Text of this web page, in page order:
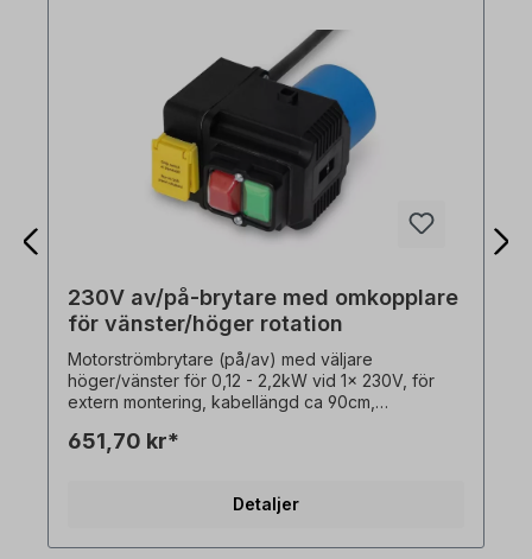
230V av/på-brytare med omkopplare
för vänster/höger rotation
Motorströmbrytare (på/av) med väljare
höger/vänster för 0,12 - 2,2kW vid 1x 230V, för
extern montering, kabellängd ca 90cm,
brytförmåga 16 A - 1x230V,- omgivningstemperatur
651,70 kr*
Detaljer